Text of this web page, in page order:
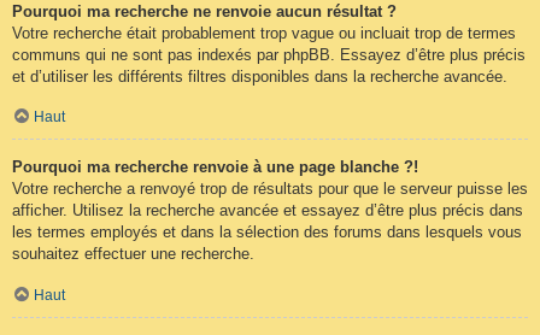
Pourquoi ma recherche ne renvoie aucun résultat ?
Votre recherche était probablement trop vague ou incluait trop de termes
communs qui ne sont pas indexés par phpBB. Essayez d’être plus précis
et d’utiliser les différents filtres disponibles dans la recherche avancée.
Haut
Pourquoi ma recherche renvoie à une page blanche ?!
Votre recherche a renvoyé trop de résultats pour que le serveur puisse les
afficher. Utilisez la recherche avancée et essayez d’être plus précis dans
les termes employés et dans la sélection des forums dans lesquels vous
souhaitez effectuer une recherche.
Haut